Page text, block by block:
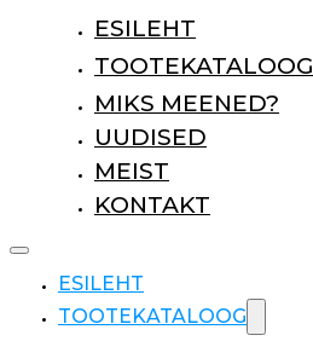
ESILEHT
TOOTEKATALOOG
MIKS MEENED?
UUDISED
MEIST
KONTAKT
ESILEHT
TOOTEKATALOOG